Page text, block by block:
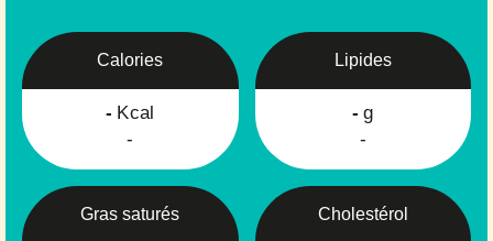
Calories
- Kcal
-
Lipides
- g
-
Gras saturés Cholestérol